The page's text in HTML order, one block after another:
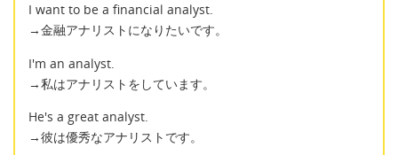
I want to be a financial analyst.
→金融アナリストになりたいです。
I'm an analyst.
→私はアナリストをしています。
He's a great analyst.
→彼は優秀なアナリストです。